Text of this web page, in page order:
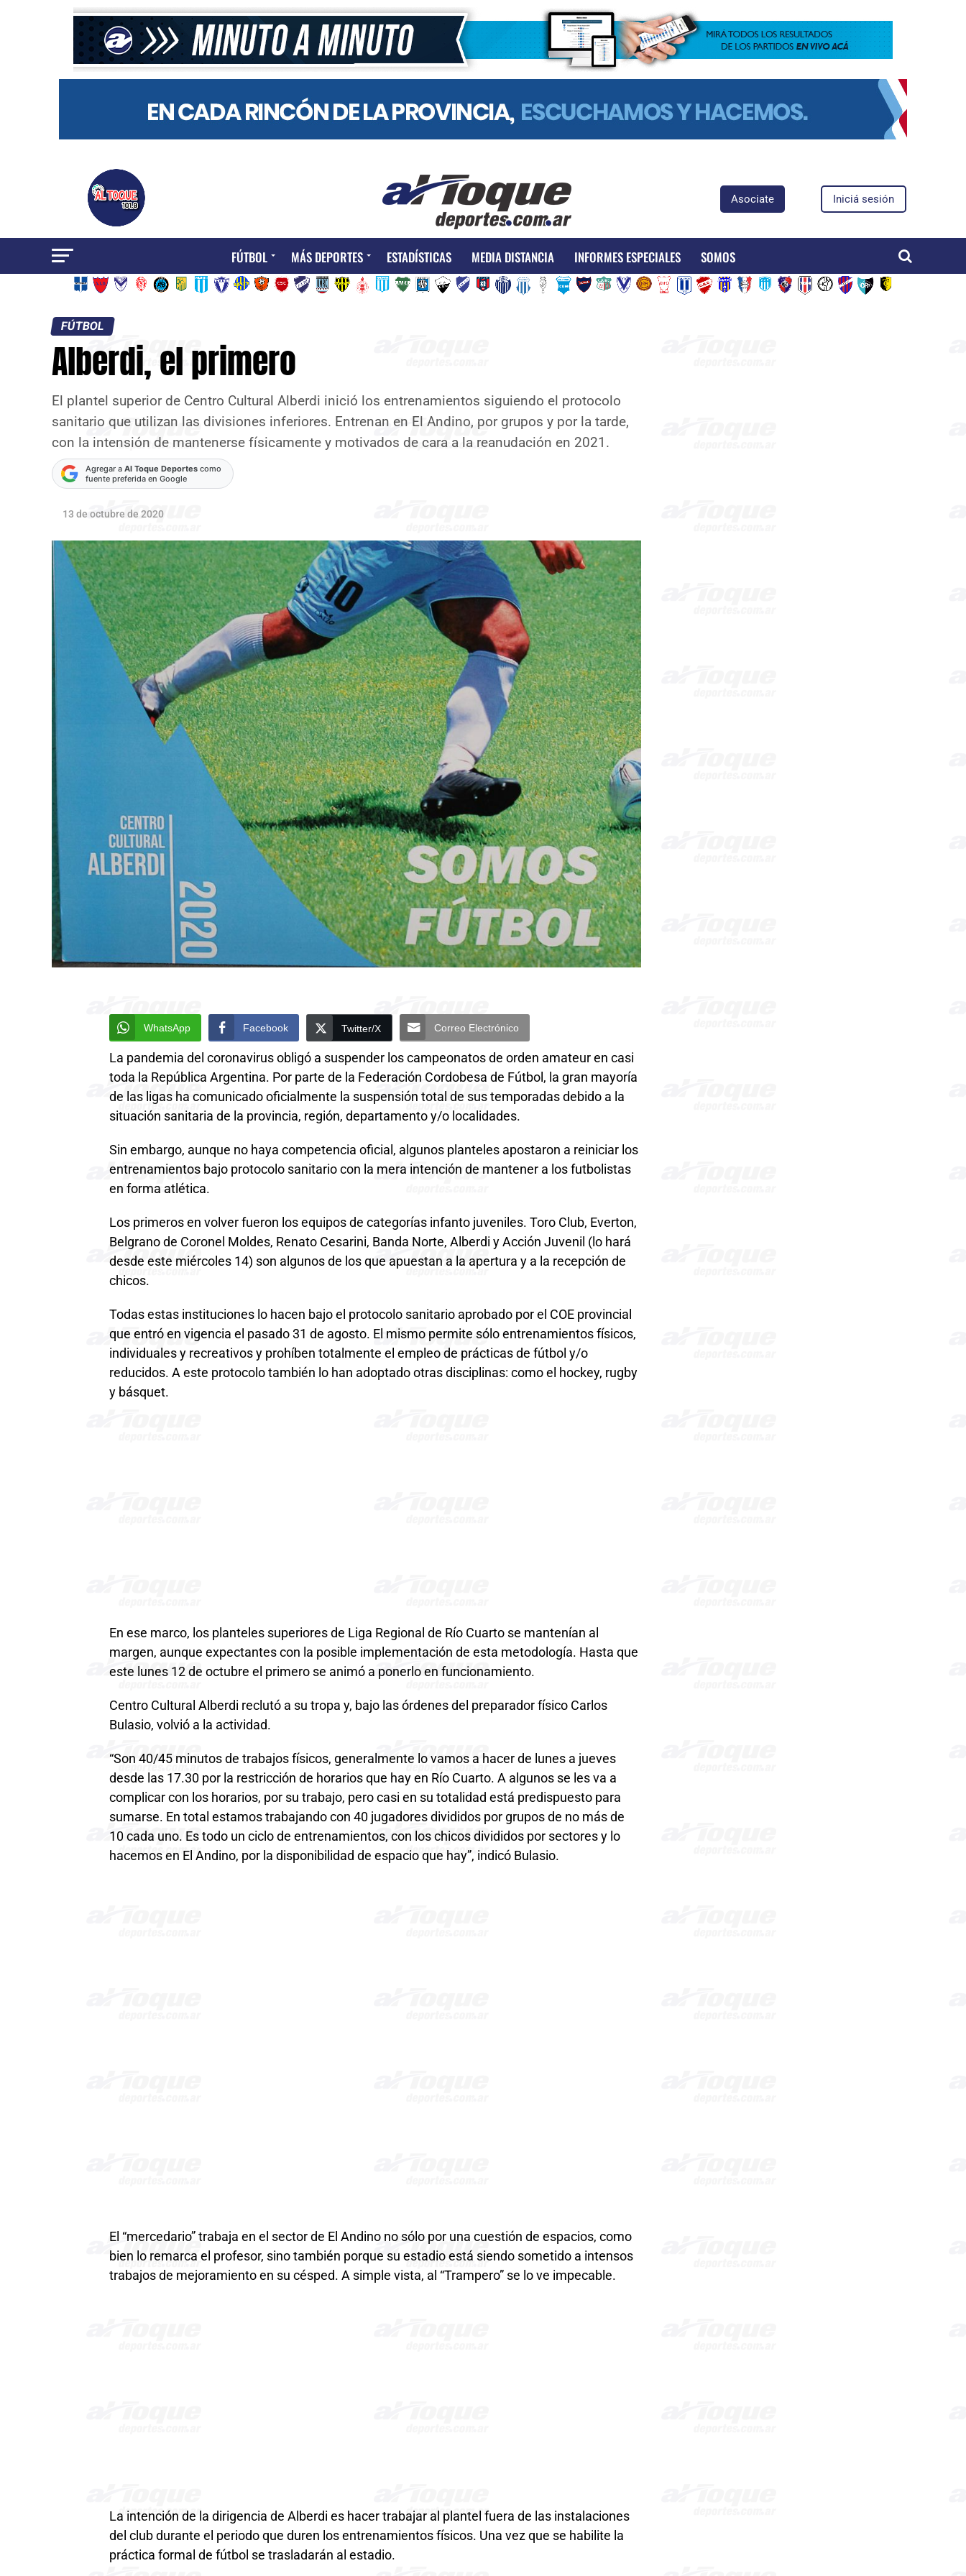
Asociate Iniciá sesión
FÚTBOL MÁS DEPORTES ESTADÍSTICAS MEDIA DISTANCIA INFORMES ESPECIALES SOMOS
FÚTBOL
Alberdi, el primero
El plantel superior de Centro Cultural Alberdi inició los entrenamientos siguiendo el protocolo
sanitario que utilizan las divisiones inferiores. Entrenan en El Andino, por grupos y por la tarde,
con la intensión de mantenerse físicamente y motivados de cara a la reanudación en 2021.
Agregar a Al Toque Deportes como
fuente preferida en Google
13 de octubre de 2020
WhatsApp Facebook Twitter/X Correo Electrónico
La pandemia del coronavirus obligó a suspender los campeonatos de orden amateur en casi
toda la República Argentina. Por parte de la Federación Cordobesa de Fútbol, la gran mayoría
de las ligas ha comunicado oficialmente la suspensión total de sus temporadas debido a la
situación sanitaria de la provincia, región, departamento y/o localidades.
Sin embargo, aunque no haya competencia oficial, algunos planteles apostaron a reiniciar los
entrenamientos bajo protocolo sanitario con la mera intención de mantener a los futbolistas
en forma atlética.
Los primeros en volver fueron los equipos de categorías infanto juveniles. Toro Club, Everton,
Belgrano de Coronel Moldes, Renato Cesarini, Banda Norte, Alberdi y Acción Juvenil (lo hará
desde este miércoles 14) son algunos de los que apuestan a la apertura y a la recepción de
chicos.
Todas estas instituciones lo hacen bajo el protocolo sanitario aprobado por el COE provincial
que entró en vigencia el pasado 31 de agosto. El mismo permite sólo entrenamientos físicos,
individuales y recreativos y prohíben totalmente el empleo de prácticas de fútbol y/o
reducidos. A este protocolo también lo han adoptado otras disciplinas: como el hockey, rugby
y básquet.
En ese marco, los planteles superiores de Liga Regional de Río Cuarto se mantenían al
margen, aunque expectantes con la posible implementación de esta metodología. Hasta que
este lunes 12 de octubre el primero se animó a ponerlo en funcionamiento.
Centro Cultural Alberdi reclutó a su tropa y, bajo las órdenes del preparador físico Carlos
Bulasio, volvió a la actividad.
“Son 40/45 minutos de trabajos físicos, generalmente lo vamos a hacer de lunes a jueves
desde las 17.30 por la restricción de horarios que hay en Río Cuarto. A algunos se les va a
complicar con los horarios, por su trabajo, pero casi en su totalidad está predispuesto para
sumarse. En total estamos trabajando con 40 jugadores divididos por grupos de no más de
10 cada uno. Es todo un ciclo de entrenamientos, con los chicos divididos por sectores y lo
hacemos en El Andino, por la disponibilidad de espacio que hay”, indicó Bulasio.
El “mercedario” trabaja en el sector de El Andino no sólo por una cuestión de espacios, como
bien lo remarca el profesor, sino también porque su estadio está siendo sometido a intensos
trabajos de mejoramiento en su césped. A simple vista, al “Trampero” se lo ve impecable.
La intención de la dirigencia de Alberdi es hacer trabajar al plantel fuera de las instalaciones
del club durante el periodo que duren los entrenamientos físicos. Una vez que se habilite la
práctica formal de fútbol se trasladarán al estadio.